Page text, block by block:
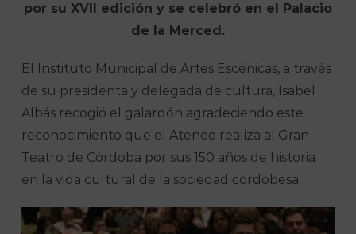
por su XVII edición y se celebró en el Palacio
de la Merced.
El Instituto Municipal de Artes Escénicas, a través
de su presidenta y delegada de cultura, Isabel
Albás recogió el galardón agradeciendo este
reconocimiento que el Ateneo realiza al Gran
Teatro de Córdoba por sus 150 años de historia
en la vida cultural de la sociedad cordobesa.